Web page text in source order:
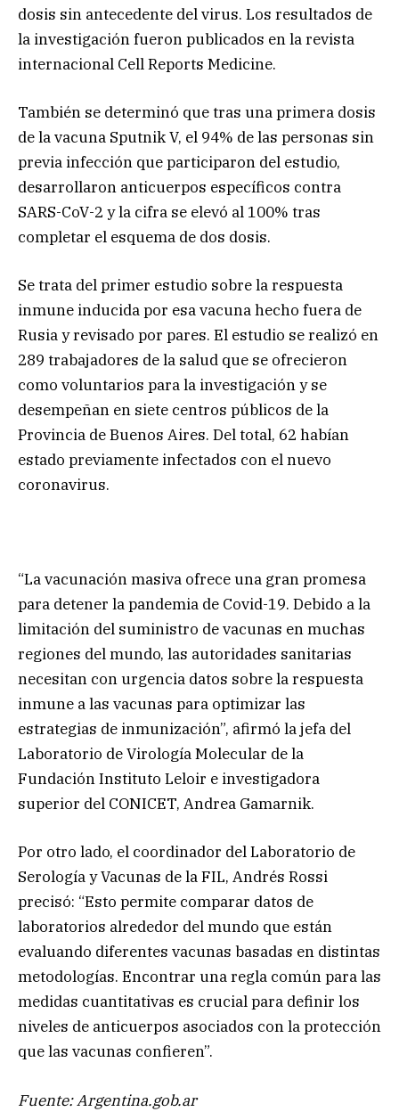
dosis sin antecedente del virus. Los resultados de
la investigación fueron publicados en la revista
internacional Cell Reports Medicine.
También se determinó que tras una primera dosis
de la vacuna Sputnik V, el 94% de las personas sin
previa infección que participaron del estudio,
desarrollaron anticuerpos específicos contra
SARS-CoV-2 y la cifra se elevó al 100% tras
completar el esquema de dos dosis.
Se trata del primer estudio sobre la respuesta
inmune inducida por esa vacuna hecho fuera de
Rusia y revisado por pares. El estudio se realizó en
289 trabajadores de la salud que se ofrecieron
como voluntarios para la investigación y se
desempeñan en siete centros públicos de la
Provincia de Buenos Aires. Del total, 62 habían
estado previamente infectados con el nuevo
coronavirus.
“La vacunación masiva ofrece una gran promesa
para detener la pandemia de Covid-19. Debido a la
limitación del suministro de vacunas en muchas
regiones del mundo, las autoridades sanitarias
necesitan con urgencia datos sobre la respuesta
inmune a las vacunas para optimizar las
estrategias de inmunización”, afirmó la jefa del
Laboratorio de Virología Molecular de la
Fundación Instituto Leloir e investigadora
superior del CONICET, Andrea Gamarnik.
Por otro lado, el coordinador del Laboratorio de
Serología y Vacunas de la FIL, Andrés Rossi
precisó: “Esto permite comparar datos de
laboratorios alrededor del mundo que están
evaluando diferentes vacunas basadas en distintas
metodologías. Encontrar una regla común para las
medidas cuantitativas es crucial para definir los
niveles de anticuerpos asociados con la protección
que las vacunas confieren”.
Fuente: Argentina.gob.ar